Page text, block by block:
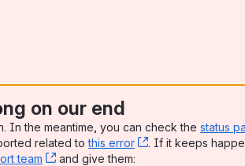
on our end
In the meantime, you can check the status
related tothis error , (opens new
. If it keeps
team , (opens new window)
and give them: